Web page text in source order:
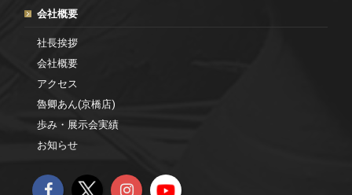
会社概要
社長挨拶
会社概要
アクセス
魯卿あん(京橋店)
歩み・展示会実績
お知らせ